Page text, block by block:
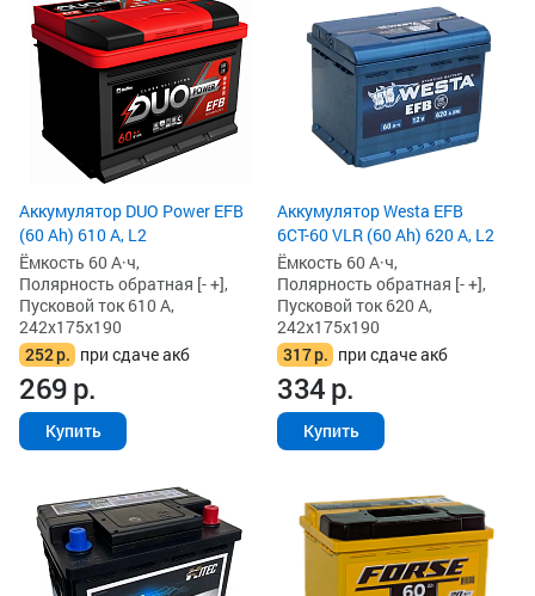
Аккумулятор DUO Power EFB
(60 Ah) 610 А, L2
Ёмкость 60 А·ч,
Полярность обратная [- +],
Пусковой ток 610 А,
242x175x190
252р. при сдаче акб
269р.
Купить
Аккумулятор Westa EFB
6СТ-60 VLR (60 Ah) 620 А, L2
Ёмкость 60 А·ч,
Полярность обратная [- +],
Пусковой ток 620 А,
242x175x190
317р. при сдаче акб
334р.
Купить